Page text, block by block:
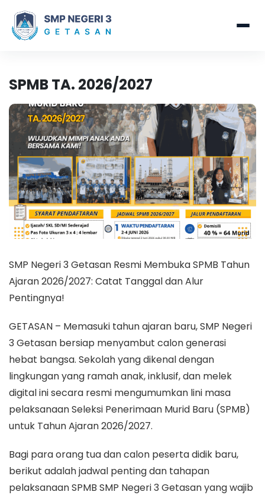
SPMB TA. 2026/2027
SMP Negeri 3 Getasan Resmi Membuka SPMB Tahun
Ajaran 2026/2027: Catat Tanggal dan Alur
Pentingnya!
GETASAN – Memasuki tahun ajaran baru, SMP Negeri
3 Getasan bersiap menyambut calon generasi
hebat bangsa. Sekolah yang dikenal dengan
lingkungan yang ramah anak, inklusif, dan melek
digital ini secara resmi mengumumkan lini masa
pelaksanaan Seleksi Penerimaan Murid Baru (SPMB)
untuk Tahun Ajaran 2026/2027.
Bagi para orang tua dan calon peserta didik baru,
berikut adalah jadwal penting dan tahapan
pelaksanaan SPMB SMP Negeri 3 Getasan yang wajib